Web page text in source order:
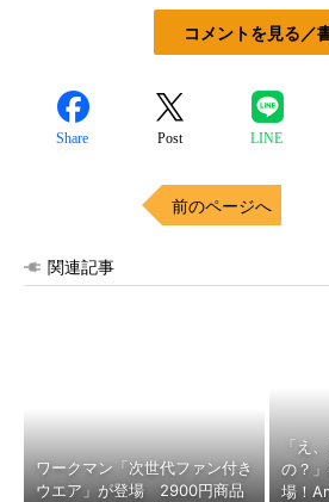
コメントを見る／
Share Post LINE
前のページへ
関連記事
ワークマン「次世代ファン付き
ウエア」が登場 2900円商品
「え
の？
場！